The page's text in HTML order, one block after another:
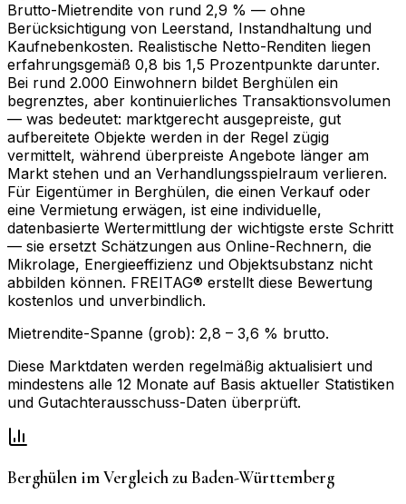
Brutto-Mietrendite von rund 2,9 % — ohne
Berücksichtigung von Leerstand, Instandhaltung und
Kaufnebenkosten. Realistische Netto-Renditen liegen
erfahrungsgemäß 0,8 bis 1,5 Prozentpunkte darunter.
Bei rund 2.000 Einwohnern bildet Berghülen ein
begrenztes, aber kontinuierliches Transaktionsvolumen
— was bedeutet: marktgerecht ausgepreiste, gut
aufbereitete Objekte werden in der Regel zügig
vermittelt, während überpreiste Angebote länger am
Markt stehen und an Verhandlungsspielraum verlieren.
Für Eigentümer in Berghülen, die einen Verkauf oder
eine Vermietung erwägen, ist eine individuelle,
datenbasierte Wertermittlung der wichtigste erste Schritt
— sie ersetzt Schätzungen aus Online-Rechnern, die
Mikrolage, Energieeffizienz und Objektsubstanz nicht
abbilden können. FREITAG® erstellt diese Bewertung
kostenlos und unverbindlich.
Mietrendite-Spanne (grob): 2,8 – 3,6 % brutto.
Diese Marktdaten werden regelmäßig aktualisiert und
mindestens alle 12 Monate auf Basis aktueller Statistiken
und Gutachterausschuss-Daten überprüft.
Berghülen im Vergleich zuBaden-Württemberg